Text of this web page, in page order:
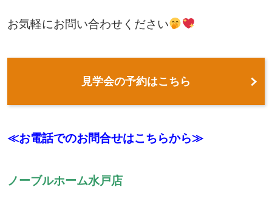
お気軽にお問い合わせください
見学会の予約はこちら
≪お電話でのお問合せはこちらから≫
ノーブルホーム水戸店